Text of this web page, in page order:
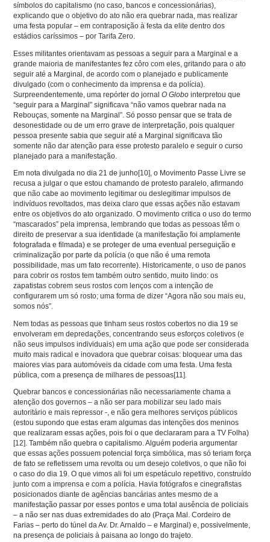
símbolos do capitalismo (no caso, bancos e concessionárias),
explicando que o objetivo do ato não era quebrar nada, mas realizar
uma festa popular – em contraposição à festa da elite dentro dos
estádios caríssimos – por Tarifa Zero.
Esses militantes orientavam as pessoas a seguir para a Marginal e a
grande maioria de manifestantes fez côro com eles, gritando para o ato
seguir até a Marginal, de acordo com o planejado e publicamente
divulgado (com o conhecimento da imprensa e da polícia).
Surpreendentemente, uma repórter do jornalO Globo interpretou que
“seguir para a Marginal” significava “não vamos quebrar nada na
Rebouças, somente na Marginal”. Só posso pensar que se trata de
desonestidade ou de um erro grave de interpretação, pois qualquer
pessoa presente sabia que seguir até a Marginal significava tão
somente não dar atenção para esse protesto paralelo e seguir o curso
planejado para a manifestação.
Em nota divulgada no dia 21 de junho [10]
, o Movimento Passe Livre se
recusa a julgar o que estou chamando de protesto paralelo, afirmando
que não cabe ao movimento legitimar ou deslegitimar impulsos de
indivíduos revoltados, mas deixa claro que essas ações não estavam
entre os objetivos do ato organizado. O movimento critica o uso do termo
“mascarados” pela imprensa, lembrando que todas as pessoas têm o
direito de preservar a sua identidade (a manifestação foi amplamente
fotografada e filmada) e se proteger de uma eventual perseguição e
criminalização por parte da polícia (o que não é uma remota
possibilidade, mas um fato recorrente). Historicamente, o uso de panos
para cobrir os rostos tem também outro sentido, muito lindo: os
zapatistas cobrem seus rostos com lenços com a intenção de
configurarem um só rosto; uma forma de dizer “Agora não sou mais eu,
somos nós”.
Nem todas as pessoas que tinham seus rostos cobertos no dia 19 se
envolveram em depredações, concentrando seus esforços coletivos (e
não seus impulsos individuais) em uma ação que pode ser considerada
muito mais radical e inovadora que quebrar coisas: bloquear uma das
maiores vias para automóveis da cidade com uma festa. Uma festa
pública, com a presença de milhares de pessoas[11]
Quebrar bancos e concessionárias não necessariamente chama a
atenção dos governos – a não ser para mobilizar seu lado mais
autoritário e mais repressor -, e não gera melhores serviços públicos
(estou supondo que estas eram algumas das intenções dos meninos
que realizaram essas ações, pois foi o que declararam para a TV Folha)
[12]
. Também não quebra o capitalismo. Alguém poderia argumentar
que essas ações possuem potencial força simbólica, mas só teriam força
de fato se refletissem uma revolta ou um desejo coletivos, o que não foi
o caso do dia 19. O que vimos ali foi um espetáculo repetitivo, construído
junto com a imprensa e com a polícia. Havia fotógrafos e cinegrafistas
posicionados diante de agências bancárias antes mesmo de a
manifestação passar por esses pontos e uma total ausência de policiais
– a não ser nas duas extremidades do ato (Praça Mal. Cordeiro de
Farias – perto do túnel da Av. Dr. Arnaldo – e Marginal) e, possivelmente,
na presença de policiais à paisana ao longo do trajeto.